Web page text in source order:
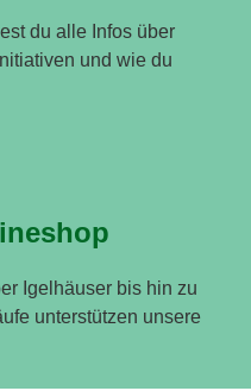
du alle Infos über
und wie du
Igelhäuser bis hin zu
unterstützen unsere